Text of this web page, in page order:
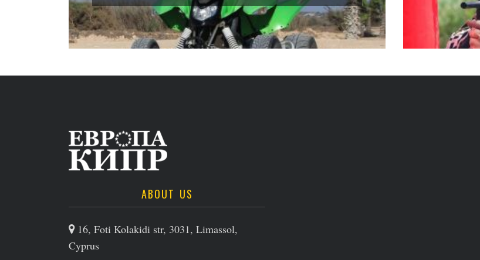
ABOUT US
16, Foti Kolakidi str, 3031, Limassol,
Cyprus